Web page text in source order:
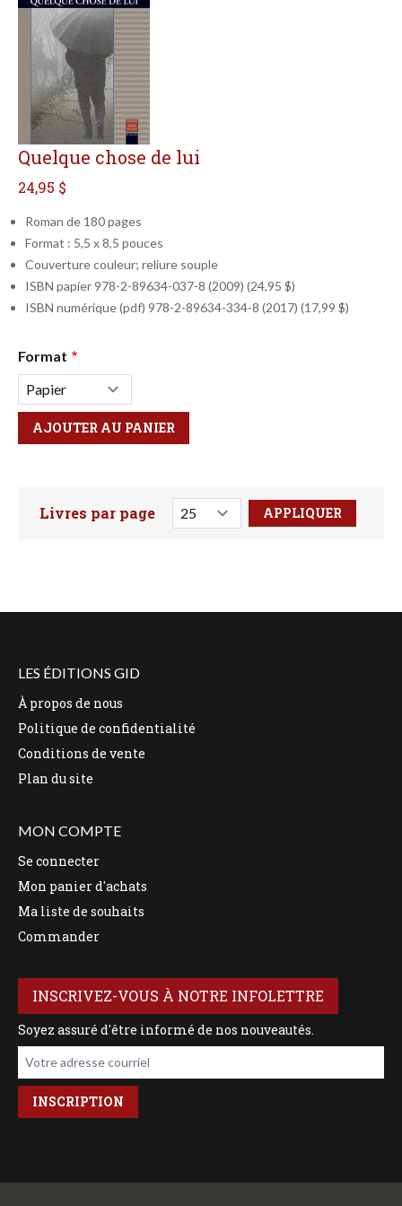
Quelque chose de lui
24,95 $
Roman de 180 pages
Format : 5,5 x 8,5 pouces
Couverture couleur; reliure souple
ISBN papier 978-2-89634-037-8 (2009) (24,95 $)
ISBN numérique (pdf) 978-2-89634-334-8 (2017) (17,99 $)
Qté
Format
AJOUTER AU PANIER
Faites votre recherche ici
Livres par page
LES ÉDITIONS GID
À propos de nous
Politique de confidentialité
Conditions de vente
Plan du site
MON COMPTE
Se connecter
Mon panier d'achats
Ma liste de souhaits
Commander
INSCRIVEZ-VOUS À NOTRE INFOLETTRE
Soyez assuré d'être informé de nos nouveautés.
Votre adresse courriel